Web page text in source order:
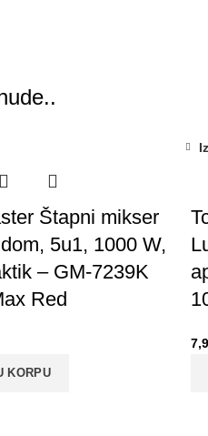
Štapni mikser
5u1, 1000 W,
– GM-7239K
Red
KORPU